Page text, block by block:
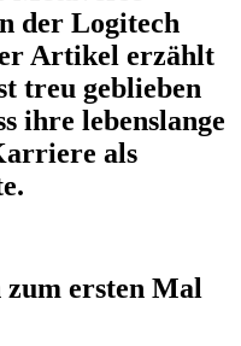
der Logitech
Artikel erzählt
treu geblieben
ihre lebenslange
als
zum ersten Mal